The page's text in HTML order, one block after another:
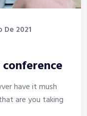
De 2021
have it mush
are you taking